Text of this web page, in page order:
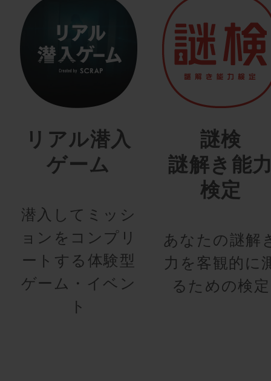
リアル潜入
ゲーム
潜入してミッシ
ョンをコンプリ
ートする体験型
ゲーム・イベン
ト
謎検
謎解き能
検定
あなたの謎解
力を客観的に
るための検定